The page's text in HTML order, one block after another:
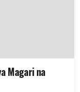
Magari na